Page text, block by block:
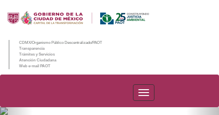
CDMX/Organismo Público Descentralizado/PAOT
Transparencia
Trámites y Servicios
Atención Ciudadana
Web e-mail PAOT
PAOT